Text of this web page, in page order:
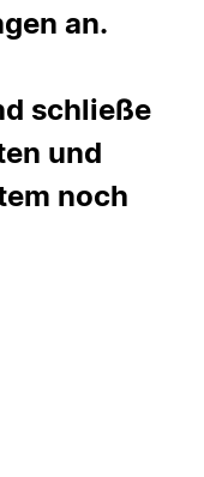
an.
schließe
und
noch